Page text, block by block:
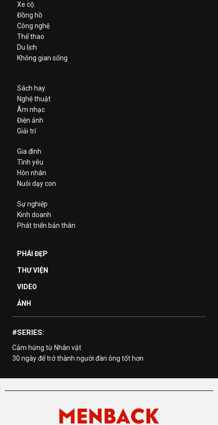
Xe cộ
Đồng hồ
Công nghệ
Thể thao
Du lịch
Không gian sống
Sách hay
Nghệ thuật
Âm nhạc
Điện ảnh
Giải trí
Gia đình
Tình yêu
Hôn nhân
Nuôi dạy con
Sự nghiệp
Kinh doanh
Phát triển bản thân
PHÁI ĐẸP
THƯ VIỆN
VIDEO
ẢNH
#SERIES:
Cảm hứng từ Nhân vật
30 ngày để trở thành người đàn ông tốt hơn